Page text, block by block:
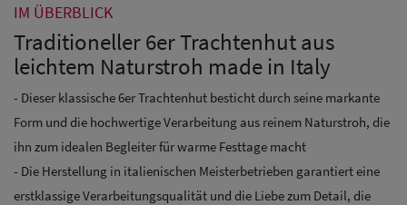
Herren
Snapback Caps
IM ÜBERBLICK
Traditioneller 6er Trachtenhut aus
leichtem Naturstroh made in Italy
- Dieser klassische 6er Trachtenhut besticht durch seine markante
Form und die hochwertige Verarbeitung aus reinem Naturstroh, die
ihn zum idealen Begleiter für warme Festtage macht
- Die Herstellung in italienischen Meisterbetrieben garantiert eine
erstklassige Verarbeitungsqualität und die Liebe zum Detail, die